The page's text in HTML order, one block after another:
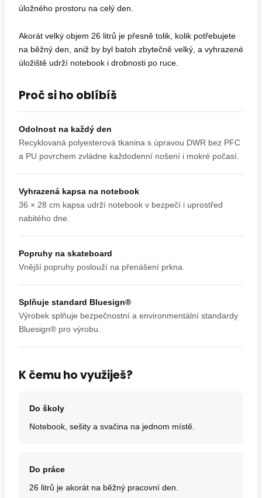
úložného prostoru na celý den.
Akorát velký objem 26 litrů je přesně tolik, kolik potřebujete
na běžný den, aniž by byl batoh zbytečně velký, a vyhrazené
úložiště udrží notebook i drobnosti po ruce.
Proč si ho oblíbíš
Odolnost na každý den
Recyklovaná polyesterová tkanina s úpravou DWR bez PFC
a PU povrchem zvládne každodenní nošení i mokré počasí.
Vyhrazená kapsa na notebook
36 × 28 cm kapsa udrží notebook v bezpečí i uprostřed
nabitého dne.
Popruhy na skateboard
Vnější popruhy poslouží na přenášení prkna.
Splňuje standard Bluesign®
Výrobek splňuje bezpečnostní a environmentální standardy
Bluesign® pro výrobu.
K čemu ho využiješ?
Do školy
Notebook, sešity a svačina na jednom místě.
Do práce
26 litrů je akorát na běžný pracovní den.